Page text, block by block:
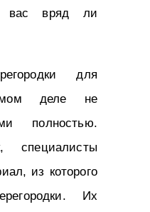
вас вряд ли
для
деле не
полностью.
из которого
Их